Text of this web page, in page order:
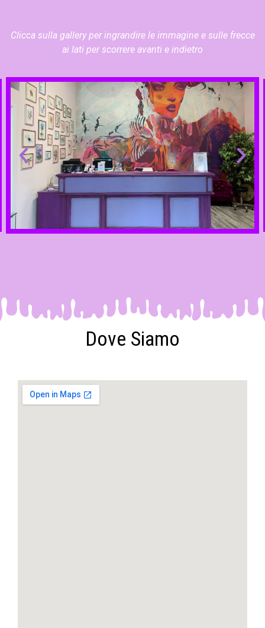
Clicca sulla gallery per ingrandire le immagine e sulle frecce
ai lati per scorrere avanti e indietro
Dove Siamo